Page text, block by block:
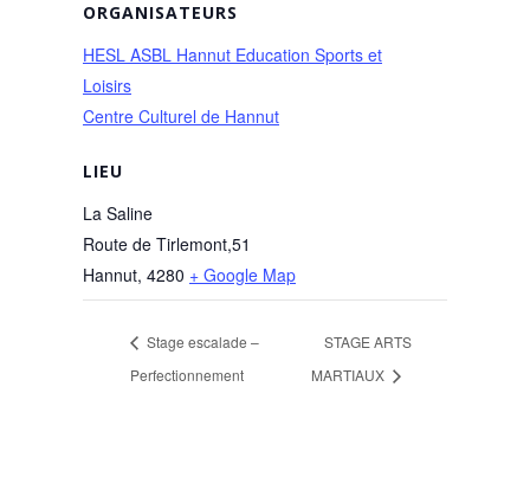
LIEU
La Saline
Route de Tirlemont,51
Hannut, 4280 + Google Map
ORGANISATEURS
HESL ASBL Hannut Education Sports et
Loisirs
Centre Culturel de Hannut
Stage escalade –
Perfectionnement
STAGE ARTS
MARTIAUX